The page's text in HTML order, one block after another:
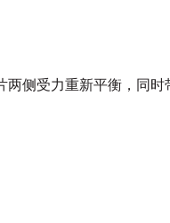
两侧受力重新平衡，同时